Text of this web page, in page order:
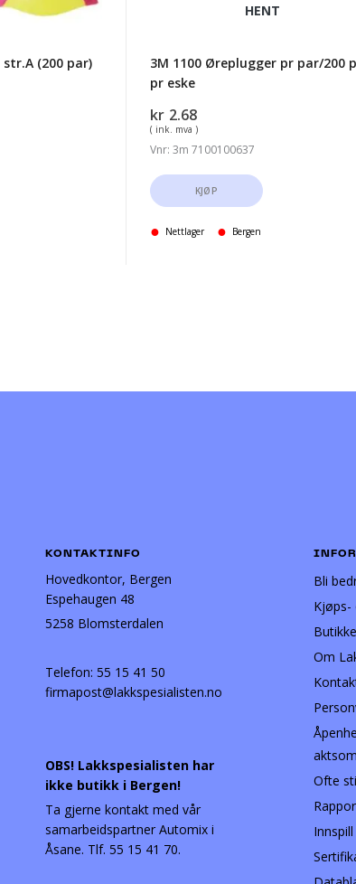
(200 par)
HENT
3M 1100 Øreplugger pr par/200
pr eske
kr 2.68
( ink. mva )
Vnr: 3m 7100100637
KJØP
Nettlager Bergen
KONTAKTINFO
Hovedkontor, Bergen
Espehaugen 48
5258 Blomsterdalen
Telefon: 55 15 41 50
firmapost@lakkspesialisten.no
OBS! Lakkspesialisten har
ikke butikk i Bergen!
Ta gjerne kontakt med vår
samarbeidspartner Automix i
Åsane. Tlf. 55 15 41 70.
Bli
Kjøps-
Om
Ofte